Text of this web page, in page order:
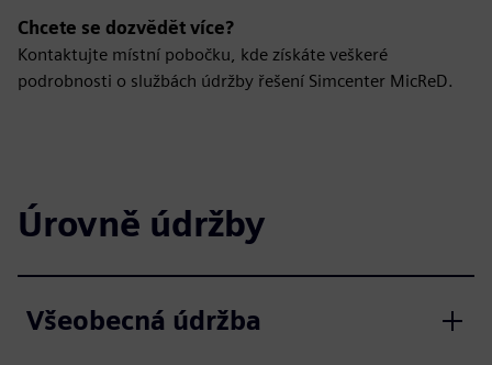
Chcete se dozvědět více?
Kontaktujte místní pobočku, kde získáte veškeré
podrobnosti o službách údržby řešení Simcenter MicReD.
Úrovně údržby
Všeobecná údržba